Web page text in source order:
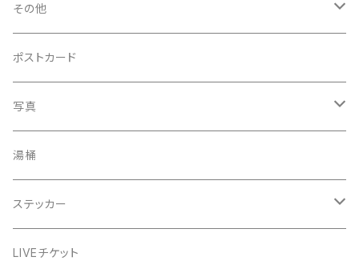
菅沼温泉ハンカチタオル
手ぬぐい
その他
コースター
うちわ
きんちゃく
マッチ
くつ下
ポストカード
写真
24節気少年
芒種風景
夏至風景
生写真
プロマイド（マルベル堂）
湯桶
ステッカー
24節気少年
LIVEチケット